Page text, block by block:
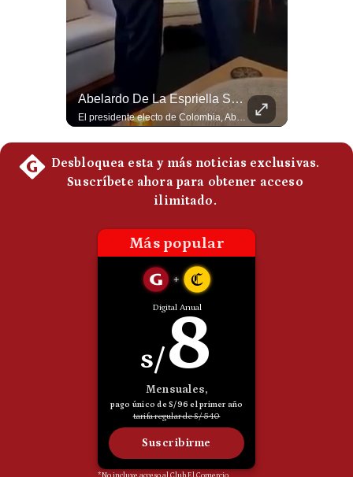
Cookies
Preguntas
Abelardo De La Espriella Se Reúne Con Javier Milei En Cali | Gestión Mundo
El presidente electo de Colombia, Abelardo de la Espriella, sostuvo una reunión bilateral en Cali con el mandatario argentino Javier Milei. El encuentro se dio pocas horas antes de la ceremonia de investidura presidencial para el periodo 2026-2030, marcando el inicio de una nueva alianza estratégica regional. #DeLaEspriella #JavierMilei #Colombia #Argentina #PoliticaLatina #Shorts 👉 Suscríbete y activa la campana para no perderte nuestro análisis diario. 🌎 Síguenos en nuestras redes sociales: 📌 Web oficial: https://gestion.pe/mundo/ 📌 LinkedIn: http://bit.ly/3HYIET0 📌 X (Twitter): http://bit.ly/4noZtX9 📌 TikTok: http://bit.ly/4evB6TO